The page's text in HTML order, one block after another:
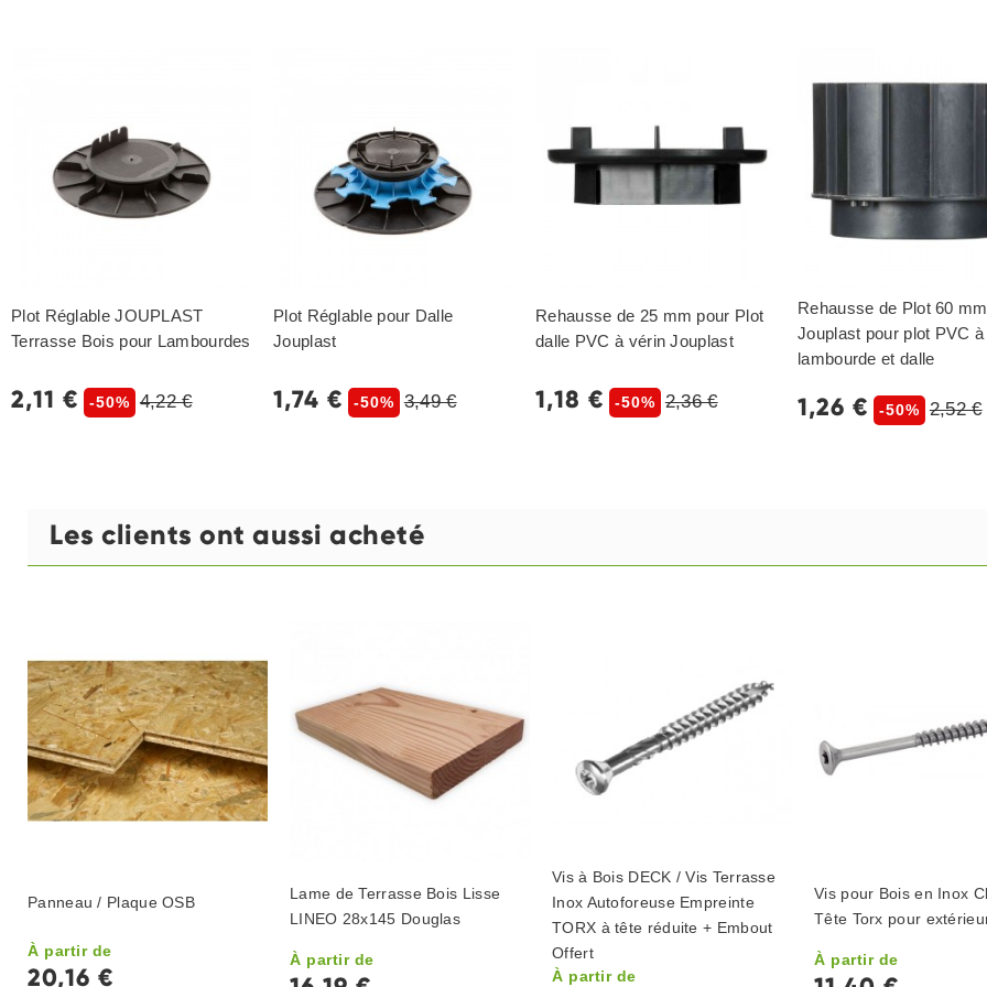
Plot Réglable JOUPLAST
Terrasse Bois pour Lambourdes
2,11 € -50% 4,22 €
Plot Réglable pour Dalle
Jouplast
1,74 € -50% 3,49 €
Rehausse de 25 mm pour Plot
dalle PVC à vérin Jouplast
1,18 € -50% 2,36 €
Rehausse de Plot 60 mm
Jouplast pour plot PVC
lambourde et dalle
1,26 € -50% 2,52 €
Les clients ont aussi acheté
Panneau / Plaque OSB
À partir de
20,16 €
Lame de Terrasse Bois Lisse
LINEO 28x145 Douglas
À partir de
Vis à Bois DECK / Vis Terrasse
Inox Autoforeuse Empreinte
TORX à tête réduite + Embout
Offert
À partir de
Vis pour Bois en Inox
Tête Torx pour
À partir de